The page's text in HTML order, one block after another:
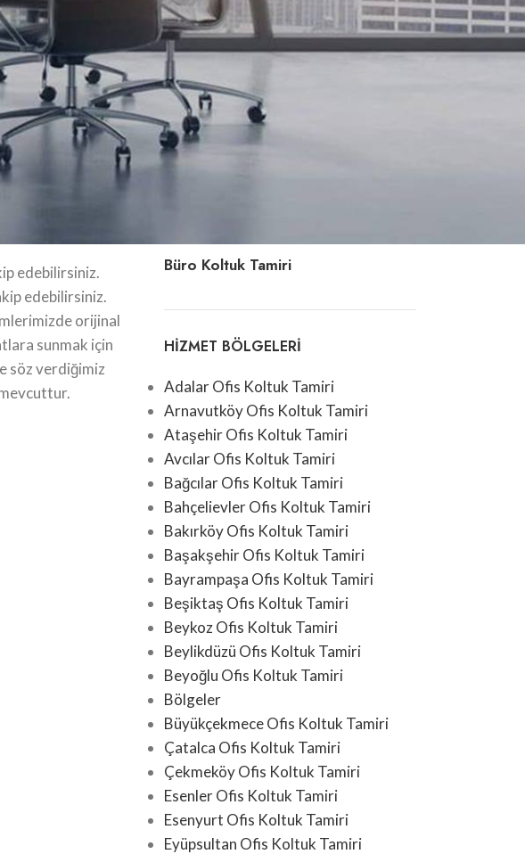
yerinizden alıyoruz.
Ofis koltuk
ürünlerin tümüne
25 yıllık
işlerinde tüm
hizmetler
edebilirsiniz.
edebilirsiniz.
orijinal
sunmak için
söz verdiğimiz
Ofis Koltuk Döşeme
Deri Koltuk Tamiri
Berber Koltuğu Tamiri
Büro Koltuk Tamiri
HIZMET BÖLGELERI
Adalar Ofis Koltuk Tamiri
Arnavutköy Ofis Koltuk Tamiri
Ataşehir Ofis Koltuk Tamiri
Avcılar Ofis Koltuk Tamiri
Bağcılar Ofis Koltuk Tamiri
Bahçelievler Ofis Koltuk Tamiri
Bakırköy Ofis Koltuk Tamiri
Başakşehir Ofis Koltuk Tamiri
Bayrampaşa Ofis Koltuk Tamiri
Beşiktaş Ofis Koltuk Tamiri
Beykoz Ofis Koltuk Tamiri
Beylikdüzü Ofis Koltuk Tamiri
Beyoğlu Ofis Koltuk Tamiri
Bölgeler
Büyükçekmece Ofis Koltuk Tamiri
Çatalca Ofis Koltuk Tamiri
Çekmeköy Ofis Koltuk Tamiri
Esenler Ofis Koltuk Tamiri
Esenyurt Ofis Koltuk Tamiri
Eyüpsultan Ofis Koltuk Tamiri